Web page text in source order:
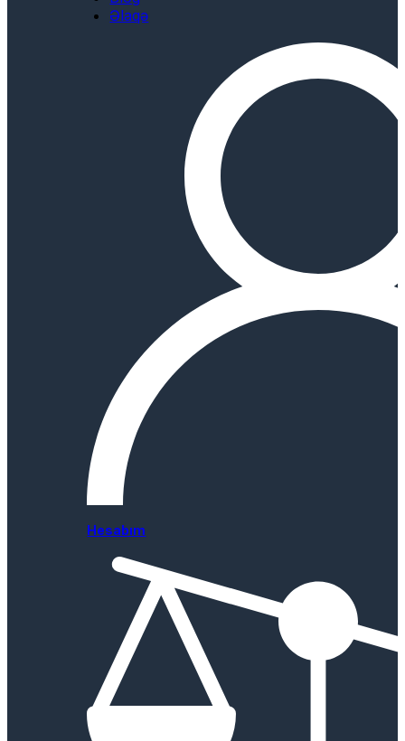
Əlaqə
Hesabım